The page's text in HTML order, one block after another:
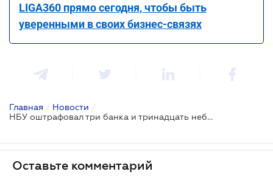
LIGA360 прямо сегодня, чтобы быть
уверенными в своих бизнес-связях
Главная / Новости /
НБУ оштрафовал три банка и тринадцать небанковских финучреждений за нарушение финмониторинга
Оставьте комментарий